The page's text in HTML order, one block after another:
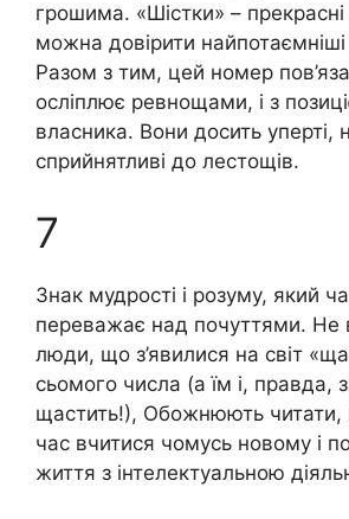
грошима. «Шістки» – прекрасні
можна довірити
Разом з тим, цей номер
осліплює ревнощами, і з
власника. Вони досить уперті,
сприйнятливі до лестощів.
7
Знак мудрості і розуму, який
переважає над почуттями. Не
люди, що з’явилися на світ
сьомого числа (а їм і, правда,
щастить!), Обожнюють читати,
час вчитися чомусь новому і
життя з інтелектуальною